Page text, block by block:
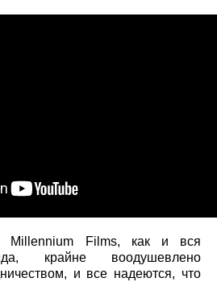
Millennium Films, как и вся
крайне воодушевлено
и все надеются, что